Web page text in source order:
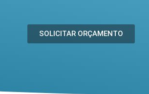
SOLICITAR ORÇAMENTO